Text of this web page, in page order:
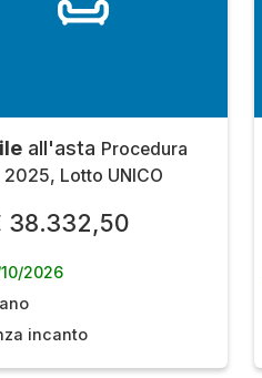
all'asta Procedura
Lotto UNICO
38.332,50
2026
incanto